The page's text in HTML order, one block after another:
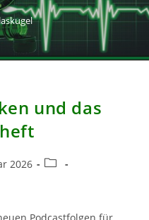
und das
2026
Beitrags-